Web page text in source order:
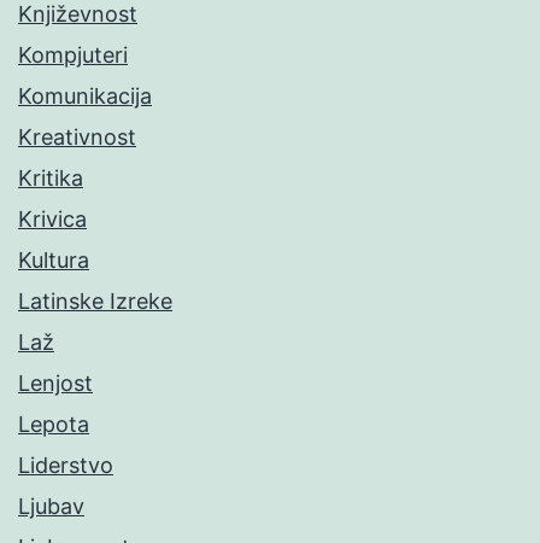
Književnost
Kompjuteri
Komunikacija
Kreativnost
Kritika
Krivica
Kultura
Latinske Izreke
Laž
Lenjost
Lepota
Liderstvo
Ljubav